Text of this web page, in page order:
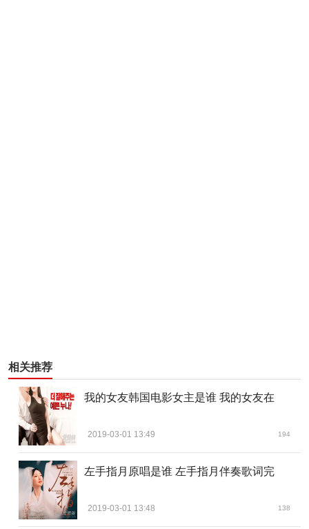
相关推荐
我的女友韩国电影女主是谁 我的女友在
2019-03-01 13:49 194
左手指月原唱是谁 左手指月伴奏歌词完
2019-03-01 13:48 138